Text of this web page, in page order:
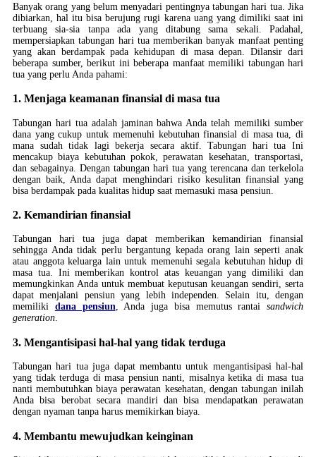
Banyak orang yang belum menyadari pentingnya tabungan hari tua. Jika
dibiarkan, hal itu bisa berujung rugi karena uang yang dimiliki saat ini
terbuang sia-sia tanpa ada yang ditabung sama sekali. Padahal,
mempersiapkan tabungan hari tua memberikan banyak manfaat penting
yang akan berdampak pada kehidupan di masa depan. Dilansir dari
beberapa sumber, berikut ini beberapa manfaat memiliki tabungan hari
tua yang perlu Anda pahami:
1. Menjaga keamanan finansial di masa tua
Tabungan hari tua adalah jaminan bahwa Anda telah memiliki sumber
dana yang cukup untuk memenuhi kebutuhan finansial di masa tua, di
mana sudah tidak lagi bekerja secara aktif. Tabungan hari tua Ini
mencakup biaya kebutuhan pokok, perawatan kesehatan, transportasi,
dan sebagainya. Dengan tabungan hari tua yang terencana dan terkelola
dengan baik, Anda dapat menghindari risiko kesulitan finansial yang
bisa berdampak pada kualitas hidup saat memasuki masa pensiun.
2. Kemandirian finansial
Tabungan hari tua juga dapat memberikan kemandirian finansial
sehingga Anda tidak perlu bergantung kepada orang lain seperti anak
atau anggota keluarga lain untuk memenuhi segala kebutuhan hidup di
masa tua. Ini memberikan kontrol atas keuangan yang dimiliki dan
memungkinkan Anda untuk membuat keputusan keuangan sendiri, serta
dapat menjalani pensiun yang lebih independen. Selain itu, dengan
memiliki dana pensiun, Anda juga bisa memutus rantai sandwich
generation.
3. Mengantisipasi hal-hal yang tidak terduga
Tabungan hari tua juga dapat membantu untuk mengantisipasi hal-hal
yang tidak terduga di masa pensiun nanti, misalnya ketika di masa tua
nanti membutuhkan biaya perawatan kesehatan, dengan tabungan inilah
Anda bisa berobat secara mandiri dan bisa mendapatkan perawatan
dengan nyaman tanpa harus memikirkan biaya.
4. Membantu mewujudkan keinginan